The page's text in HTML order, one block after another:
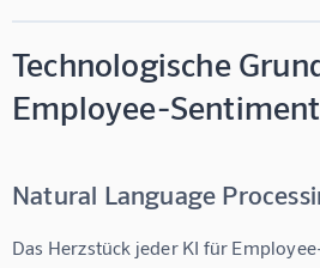
Technologische
Employee-
Natural Language
Das Herzstück jeder KI für